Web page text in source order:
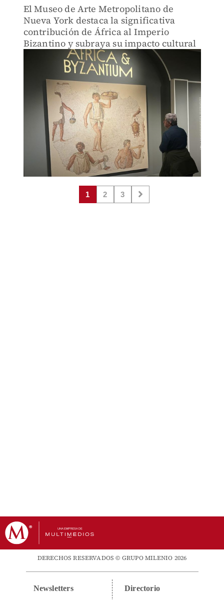
El Museo de Arte Metropolitano de
Nueva York destaca la significativa
contribución de África al Imperio
Bizantino y subraya su impacto cultural
1 2 3
DERECHOS RESERVADOS © GRUPO MILENIO 2026
Newsletters Directorio